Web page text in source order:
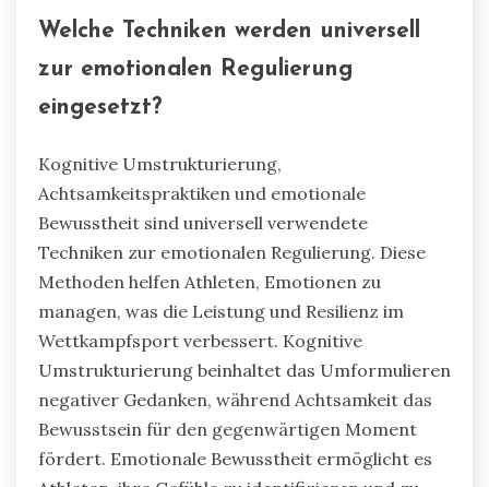
Welche Techniken werden universell
zur emotionalen Regulierung
eingesetzt?
Kognitive Umstrukturierung,
Achtsamkeitspraktiken und emotionale
Bewusstheit sind universell verwendete
Techniken zur emotionalen Regulierung. Diese
Methoden helfen Athleten, Emotionen zu
managen, was die Leistung und Resilienz im
Wettkampfsport verbessert. Kognitive
Umstrukturierung beinhaltet das Umformulieren
negativer Gedanken, während Achtsamkeit das
Bewusstsein für den gegenwärtigen Moment
fördert. Emotionale Bewusstheit ermöglicht es